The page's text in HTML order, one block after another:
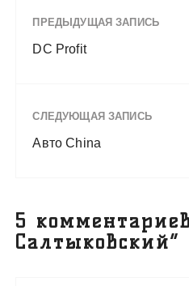
ПРЕДЫДУЩАЯ ЗАПИСЬ
DC Profit
СЛЕДУЮЩАЯ ЗАПИСЬ
Авто China
5
Салтыковский”